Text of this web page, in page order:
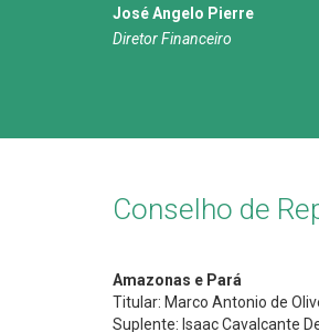
José Angelo Pierre
Diretor Financeiro
Conselho de
Amazonas e Pará
Titular: Marco Antonio de
Suplente: Isaac Cavalcante